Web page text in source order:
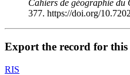
Cahiers de géographie du
377. https://doi.org/
Export the record for this
RIS